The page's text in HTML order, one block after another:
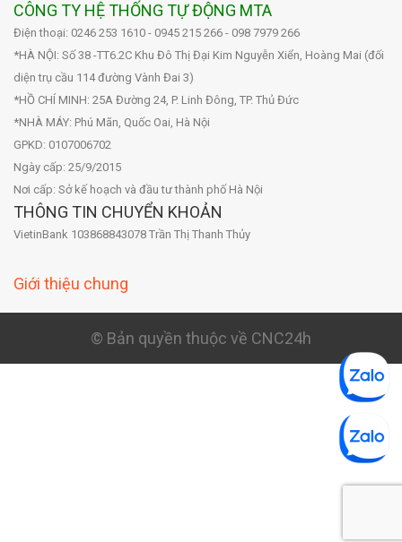
CÔNG TY HỆ THỐNG TỰ ĐỘNG MTA
Điện thoại: 0246 253 1610 - 0945 215 266 - 098 7979 266
*HÀ NỘI: Số 38 -TT6.2C Khu Đô Thị Đại Kim Nguyễn Xiển, Hoàng Mai (đối
diện trụ cầu 114 đường Vành Đai 3)
*HỒ CHÍ MINH: 25A Đường 24, P. Linh Đông, TP. Thủ Đức
*NHÀ MÁY: Phú Mãn, Quốc Oai, Hà Nội
GPKD: 0107006702
Ngày cấp: 25/9/2015
Nơi cấp: Sở kế hoạch và đầu tư thành phố Hà Nội
THÔNG TIN CHUYỂN KHOẢN
VietinBank 103868843078 Trần Thị Thanh Thủy
Giới thiệu chung
© Bản quyền thuộc về CNC24h